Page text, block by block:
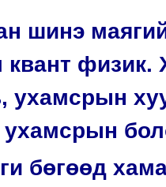
шинэ
физик.
ухамсрын
ухамсрын
бөгөөд